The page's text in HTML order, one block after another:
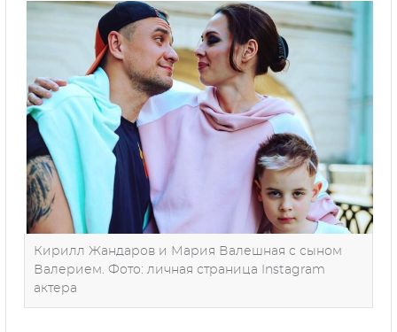
Кирилл Жандаров и Мария Валешная с сыном
Валерием. Фото: личная страница Instagram
актера